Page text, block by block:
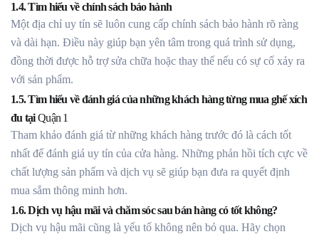
1.4. Tìm hiểu về chính sách bảo hành
Một địa chỉ uy tín sẽ luôn cung cấp chính sách bảo hành rõ ràng
và dài hạn. Điều này giúp bạn yên tâm trong quá trình sử dụng,
đồng thời được hỗ trợ sửa chữa hoặc thay thế nếu có sự cố xảy ra
với sản phẩm.
1.5. Tìm hiểu về đánh giá của những khách hàng từng mua ghế xích
đu tạiQuận 1
Tham khảo đánh giá từ những khách hàng trước đó là cách tốt
nhất để đánh giá uy tín của cửa hàng. Những phản hồi tích cực về
chất lượng sản phẩm và dịch vụ sẽ giúp bạn đưa ra quyết định
mua sắm thông minh hơn.
1.6. Dịch vụ hậu mãi và chăm sóc sau bán hàng có tốt không?
Dịch vụ hậu mãi cũng là yếu tố không nên bỏ qua. Hãy chọn